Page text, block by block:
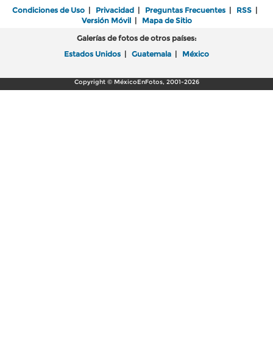
Condiciones de Uso | Privacidad | Preguntas Frecuentes | RSS |
Versión Móvil| Mapa de Sitio
Galerías de fotos de otros países:
Estados Unidos | Guatemala | México
Copyright © MéxicoEnFotos, 2001-2026